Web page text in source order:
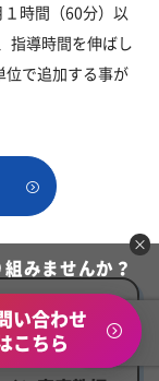
時間（60分）以
指導時間を伸ばし
位で追加する事が
必要な
決！
みませんか？
い合わせ
こちら